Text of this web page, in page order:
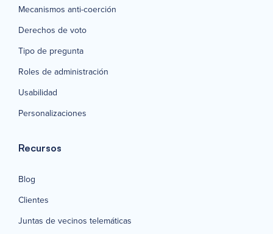
Mecanismos anti-coerción
Derechos de voto
Tipo de pregunta
Roles de administración
Usabilidad
Personalizaciones
Recursos
Blog
Clientes
Juntas de vecinos telemáticas